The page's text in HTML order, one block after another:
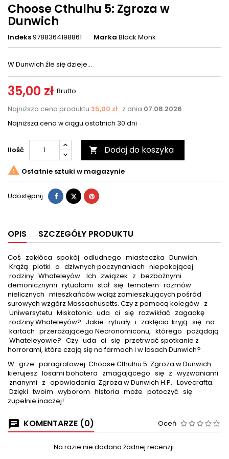
Choose Cthulhu 5: Zgroza w
Dunwich
Indeks9788364198861 Marka Black Monk
W Dunwich źle się dzieje...
35,00 zł Brutto
Najniższa cena produktu 35,00 zł z dnia 07.08.2026
Najniższa cena w ciągu ostatnich 30 dni
Ilość  Dodaj do koszyka
 Ostatnie sztuki w magazynie
Udostępnij Udostępnij
TweetujPinterest
OPIS SZCZEGÓŁY PRODUKTU
Coś zakłóca spokój odludnego miasteczka Dunwich.
Krążą plotki o dziwnych poczynaniach niepokojącej
rodziny Whateleyów. Ich związek z bezbożnymi
demonicznymi rytuałami stał się tematem rozmów
nielicznych mieszkańców wciąż zamieszkujących pośród
surowych wzgórz Massachusetts. Czy z pomocą kolegów z
Uniwersytetu Miskatonic uda ci się rozwikłać zagadkę
rodziny Whateleyów? Jakie rytuały i zaklęcia kryją się na
kartach przerażającego Necronomiconu, którego pożądają
Whateleyowie? Czy uda ci się przetrwać spotkanie z
horrorami, które czają się na farmach i w lasach Dunwich?
W grze paragrafowej Choose Cthulhu 5: Zgroza w Dunwich
kierujesz losami bohatera zmagającego się z wyzwaniami
znanymi z opowiadania Zgroza w Dunwich H.P. Lovecrafta.
Dzięki twoim wyborom historia może potoczyć się
zupełnie inaczej!
KOMENTARZE (0) Oceń
Na razie nie dodano żadnej recenzji.